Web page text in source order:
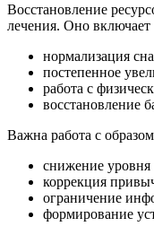
Восстановление
лечения. Оно включает
нормализация
постепенное
работа с
восстановление
Важна работа с
снижение уровня
коррекция
ограничение
формирование